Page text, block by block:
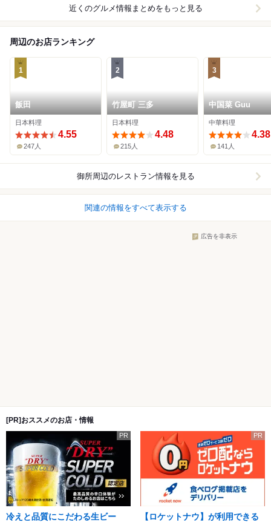
近くのグルメ情報まとめをもっと見る
周辺のお店ランキング
1
飯田
日本料理
4.55
247人
2
竹屋町 三多
日本料理
4.48
215人
3
中国菜 Guu
中華料理
4.38
141人
御所周辺のレストラン情報を見る
関連の情報をすべて表示する
広告を非表示
[PR]おススメのお店・情報
PR
冷えと品質にこだわる生ビー
PR
【ロケットナウ】が利用できる